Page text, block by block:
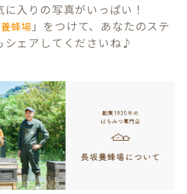
入りの写真がいっぱい！
蜂場 」をつけて、あなたのステ
シェアしてくださいね♪